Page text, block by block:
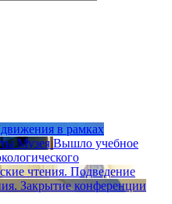
в рамках
Музея Вышло учебное
чтения. Подведение
Закрытие конференции